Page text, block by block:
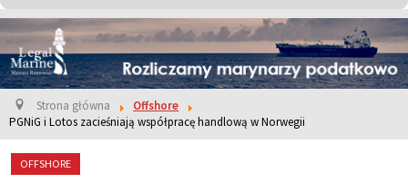
Strona główna
Offshore
PGNiG i Lotos zacieśniają współpracę handlową w Norwegii
OFFSHORE